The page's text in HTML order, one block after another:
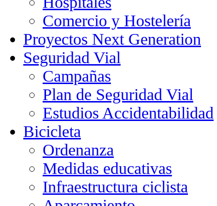
Comercio y Hostelería
Proyectos Next Generation
Seguridad Vial
Campañas
Plan de Seguridad Vial
Estudios Accidentabilidad
Bicicleta
Ordenanza
Medidas educativas
Infraestructura ciclista